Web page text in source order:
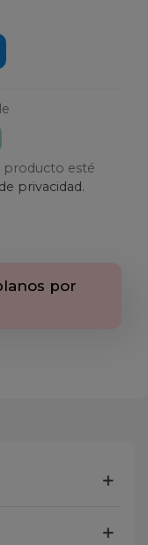
producto esté
privacidad.
por